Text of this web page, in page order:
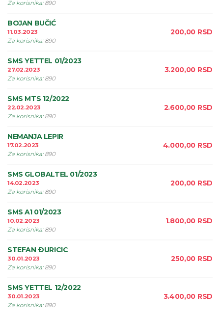
Za korisnika: 890
BOJAN BUČIĆ
11.03.2023
Za korisnika: 890
200,00 RSD
SMS YETTEL 01/2023
27.02.2023
Za korisnika: 890
3.200,00 RSD
SMS MTS 12/2022
22.02.2023
Za korisnika: 890
2.600,00 RSD
NEMANJA LEPIR
17.02.2023
Za korisnika: 890
4.000,00 RSD
SMS GLOBALTEL 01/2023
14.02.2023
Za korisnika: 890
200,00 RSD
SMS A1 01/2023
10.02.2023
Za korisnika: 890
1.800,00 RSD
STEFAN ÐURICIC
30.01.2023
Za korisnika: 890
250,00 RSD
SMS YETTEL 12/2022
30.01.2023
Za korisnika: 890
3.400,00 RSD